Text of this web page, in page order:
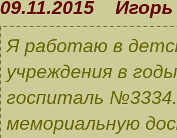
09.11.2015 Игорь
Я работаю в
учреждения в
госпиталь
мемориальную